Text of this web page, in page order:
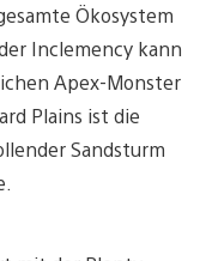
Ökosystem
Inclemency kann
Apex-Monster
Plains ist die
Sandsturm